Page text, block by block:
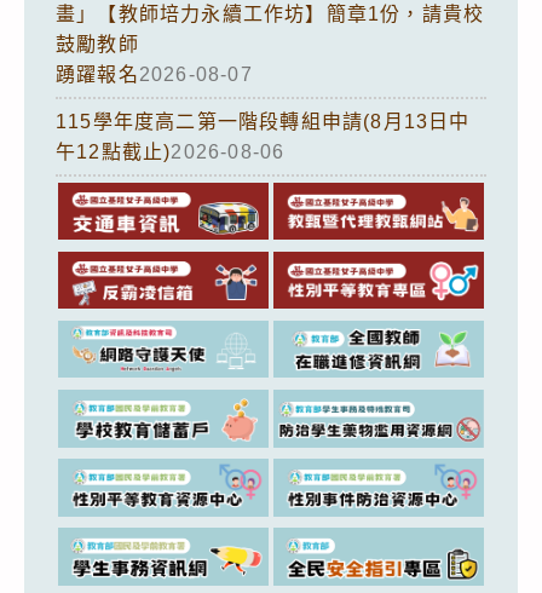
畫」【教師培力永續工作坊】簡章1份，請貴校
鼓勵教師
踴躍報名2026-08-07
115學年度高二第一階段轉組申請(8月13日中
午12點截止)2026-08-06